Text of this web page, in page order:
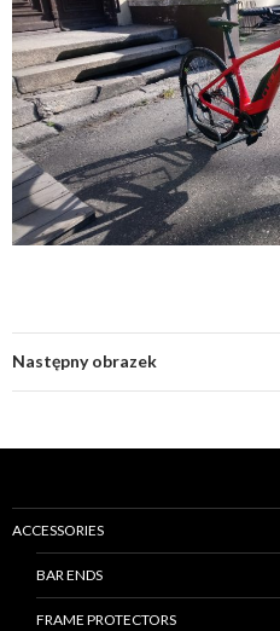
Następny obrazek
ACCESSORIES
BAR ENDS
FRAME PROTECTORS